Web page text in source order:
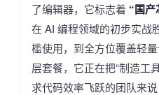
了编辑器，它标志着 “国
在 AI 编程领域的初步实战
槛使用，到全方位覆盖轻
层套餐，它正在把“制造工
求代码效率飞跃的团队来